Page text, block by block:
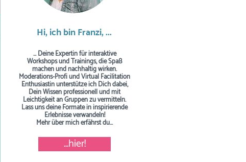
Hi, ich bin Franzi, ...
... Deine Expertin für interaktive
Workshops und Trainings, die Spaß
machen und nachhaltig wirken.
Moderations-Profi und Virtual Facilitation
Enthusiastin unterstütze ich Dich dabei,
Dein Wissen professionell und mit
Leichtigkeit an Gruppen zu vermitteln.
Lass uns deine Formate in inspirierende
Erlebnisse verwandeln!
Mehr über mich erfährst du...
...hier!